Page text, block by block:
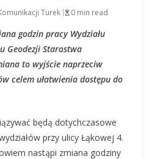
Turek 0 min read
godzin pracy Wydziału
Geodezji Starostwa
to wyjście naprzeciw
celem ułatwienia dostępu do
będą dotychczasowe
przy ulicy Łąkowej 4.
nastąpi zmiana godziny